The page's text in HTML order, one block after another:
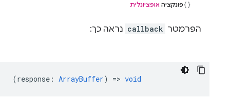
פונקציה אופציונלית
הפרמטר callback נראה כך:
(response : ArrayBuffer) => void